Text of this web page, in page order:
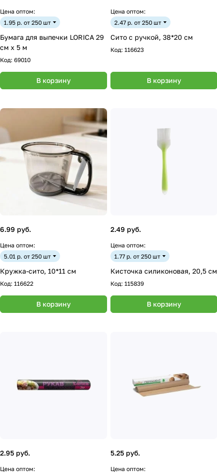
Цена оптом:
1.95 р. от 250 шт
Бумага для выпечки LORICA 29
см х 5 м
Код: 69010
В корзину
Цена оптом:
2.47 р. от 250 шт
Сито с ручкой, 38*20 см
Код: 116623
В корзину
6.99 руб.
Цена оптом:
5.01 р. от 250 шт
Кружка-сито, 10*11 см
Код: 116622
В корзину
2.49 руб.
Цена оптом:
1.77 р. от 250 шт
Кисточка силиконовая, 20,5 см
Код: 115839
В корзину
2.95 руб.
Цена оптом:
5.25 руб.
Цена оптом: